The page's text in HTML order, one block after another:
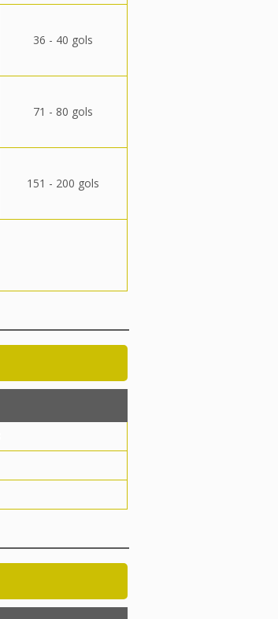
36 - 40 gols
71 - 80 gols
151 - 200 gols